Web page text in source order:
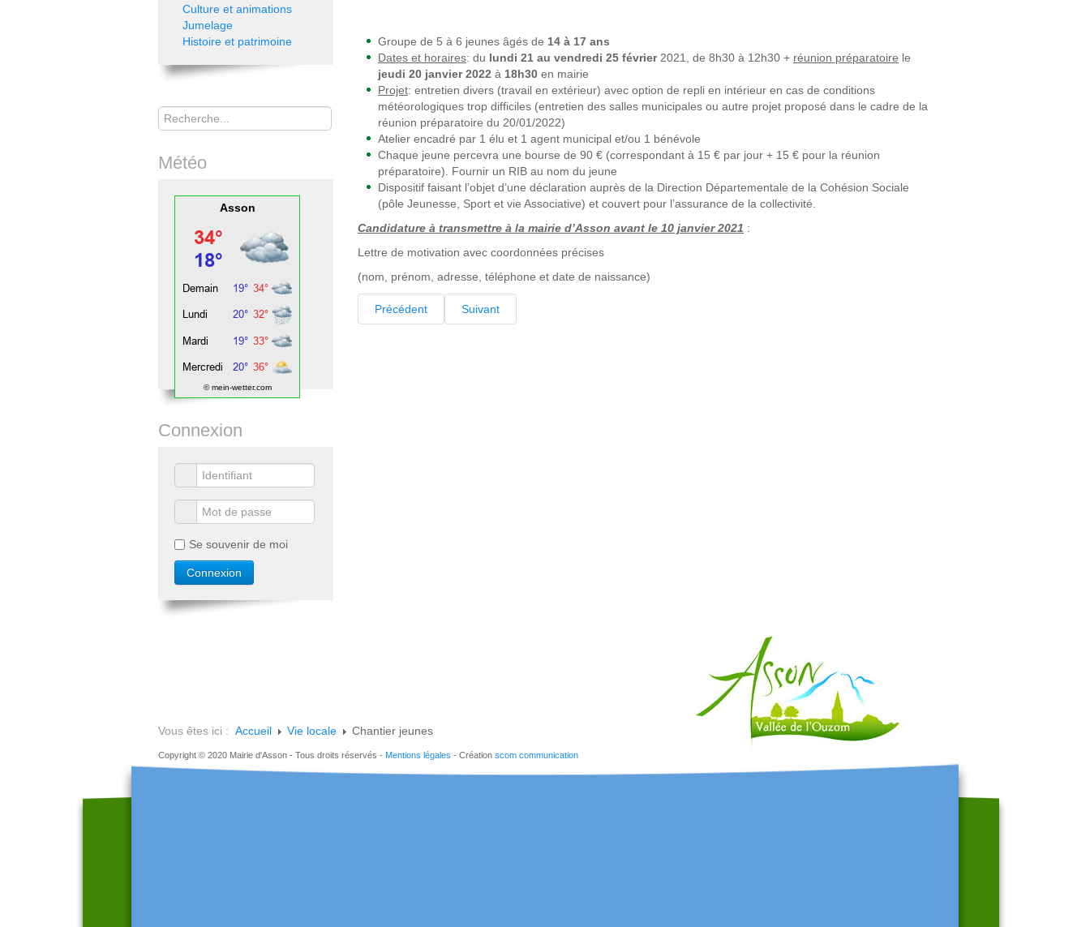
Groupe de 5 à 6 jeunes âgés de 14 à 17 ans
Dates et horaires: du lundi 21 au vendredi 25 février2021, de 8h30 à 12h30 + réunion préparatoire le
jeudi 20 janvier 2022 à 18h30 en mairie
Projet: entretien divers (travail en extérieur) avec option de repli en intérieur en cas de conditions
météorologiques trop difficiles (entretien des salles municipales ou autre projet proposé dans le cadre de la
réunion préparatoire du 20/01/2022)
Atelier encadré par 1 élu et 1 agent municipal et/ou 1 bénévole
Chaque jeune percevra une bourse de 90 € (correspondant à 15 € par jour + 15 € pour la réunion
préparatoire). Fournir un RIB au nom du jeune
Dispositif faisant l’objet d’une déclaration auprès de la Direction Départementale de la Cohésion Sociale
(pôle Jeunesse, Sport et vie Associative) et couvert pour l’assurance de la collectivité.
Candidature à transmettre à la mairie d’Asson avant le 10 janvier 2021 :
Lettre de motivation avec coordonnées précises
(nom, prénom, adresse, téléphone et date de naissance)
Précédent Suivant
Culture et animations
Jumelage
Histoire et patrimoine
Rechercher
Météo
Asson
© mein-wetter.com
Connexion
Se souvenir de moi
Vous êtes ici : Accueil Vie locale Chantier jeunes
Copyright © 2020 Mairie d'Asson - Tous droits réservés - Mentions légales - Création scom communication